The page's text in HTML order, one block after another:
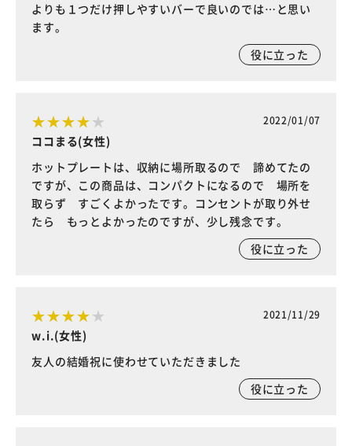
よりも１つだけ押しやすいバーで良いのでは…と思い
ます。
役に立った
2022/01/07
ココまる(女性)
ホットプレートは、収納に場所取るので 諦めてたの
ですが、この商品は、コンパクトになるので 場所を
取らず すごくよかったです。コンセントが取り外せ
たら もっとよかったのですが、少し残念です。
役に立った
2021/11/29
w.i.(女性)
友人の結婚祝に使わせていただきました
役に立った